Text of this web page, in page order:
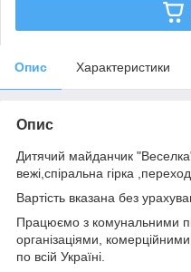
Опис Характеристики
Опис
Дитячий майданчик
вежі,спіральна гірка
Вартість вказана без
Працюємо з комунальними
організаціями,
по всій Україні.